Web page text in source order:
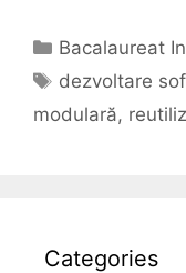
Categories
Bacalaureat
Tags
dezvoltare
modulară,
Categories